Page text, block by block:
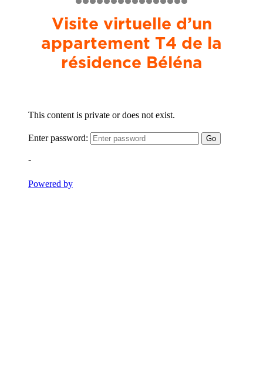
Visite virtuelle d’un
appartement T4 de la
résidence Béléna